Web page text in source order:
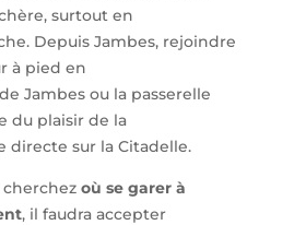
surtout en
Depuis Jambes, rejoindre
à pied en
Jambes ou la passerelle
du plaisir de la
directe sur la Citadelle.
cherchez où se garer à
, il faudra accepter